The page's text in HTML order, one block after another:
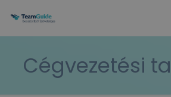
Cégvezetési